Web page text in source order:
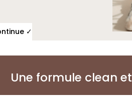
✓
Une formule clean